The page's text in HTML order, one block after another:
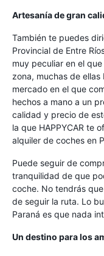
Artesanía de gran
También te puedes
Provincial de Entre
muy peculiar en el
zona, muchas de
mercado en el que
hechos a mano a un
calidad y precio de
la que HAPPYCAR te
alquiler de coches en
Puede seguir de
tranquilidad de que
coche. No tendrás
de seguir la ruta. Lo
Paraná es que nada
Un destino para los